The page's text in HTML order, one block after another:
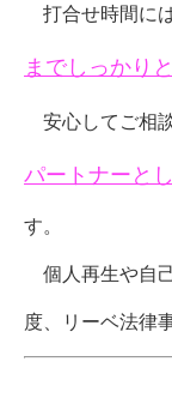
打合せ時間に
までしっかり
安心してご相
パートナーと
す。
個人再生や自
度、リーベ法律